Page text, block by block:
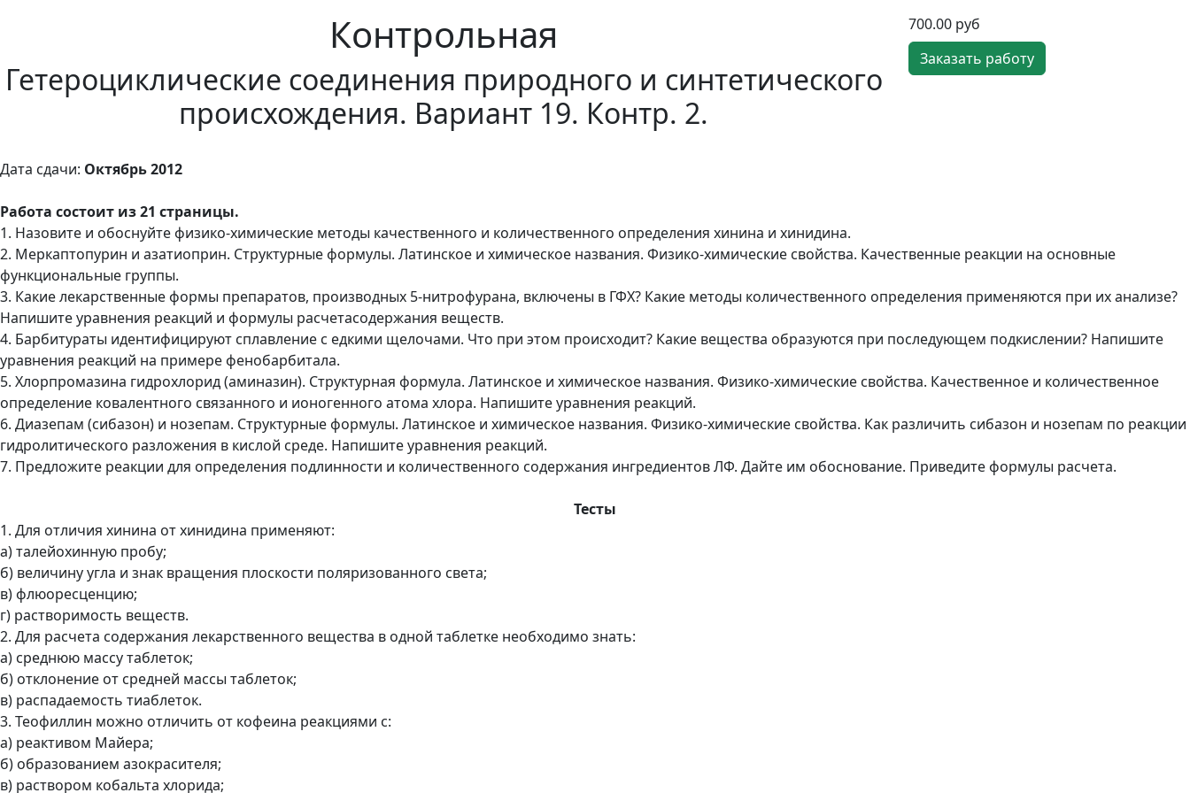
Контрольная
Гетероциклические соединения природного и синтетического
происхождения. Вариант 19. Контр. 2.
700.00 руб
Заказать работу
Дата сдачи: Октябрь 2012
Работа состоит из 21 страницы.
1. Назовите и обоснуйте физико-химические методы качественного и количественного определения хинина и хинидина.
2. Меркаптопурин и азатиоприн. Структурные формулы. Латинское и химическое названия. Физико-химические свойства. Качественные реакции на основные
функциональные группы.
3. Какие лекарственные формы препаратов, производных 5-нитрофурана, включены в ГФХ? Какие методы количественного определения применяются при их анализе?
Напишите уравнения реакций и формулы расчетасодержания веществ.
4. Барбитураты идентифицируют сплавление с едкими щелочами. Что при этом происходит? Какие вещества образуются при последующем подкислении? Напишите
уравнения реакций на примере фенобарбитала.
5. Хлорпромазина гидрохлорид (аминазин). Структурная формула. Латинское и химическое названия. Физико-химические свойства. Качественное и количественное
определение ковалентного связанного и ионогенного атома хлора. Напишите уравнения реакций.
6. Диазепам (сибазон) и нозепам. Структурные формулы. Латинское и химическое названия. Физико-химические свойства. Как различить сибазон и нозепам по реакции
гидролитического разложения в кислой среде. Напишите уравнения реакций.
7. Предложите реакции для определения подлинности и количественного содержания ингредиентов ЛФ. Дайте им обоснование. Приведите формулы расчета.
Тесты
1. Для отличия хинина от хинидина применяют:
а) талейохинную пробу;
б) величину угла и знак вращения плоскости поляризованного света;
в) флюоресценцию;
г) растворимость веществ.
2. Для расчета содержания лекарственного вещества в одной таблетке необходимо знать:
а) среднюю массу таблеток;
б) отклонение от средней массы таблеток;
в) распадаемость тиаблеток.
3. Теофиллин можно отличить от кофеина реакциями с:
а) реактивом Майера;
б) образованием азокрасителя;
в) раствором кобальта хлорида;